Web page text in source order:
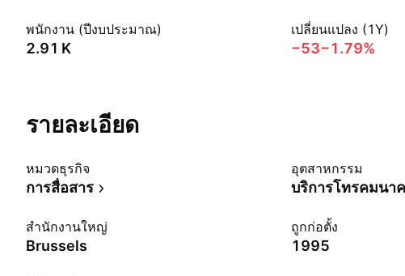
พนักงาน (ปีงบประมาณ)
‪2.91 K‬
เปลี่ยนแปลง (1Y)
−53−1.79%
รายละเอียด
หมวดธุรกิจ
การสื่อสาร
อุตสาหกรรม
สำนักงานใหญ่
Brussels
ถูกก่อตั้ง
1995